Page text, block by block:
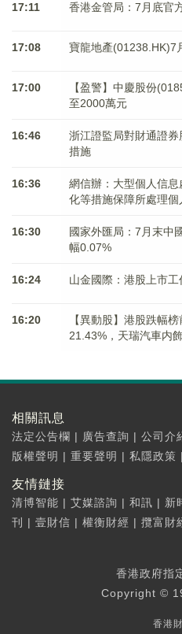
17:11 香港金管局：7月底官
17:08 寶龍地產(01238.HK)7
17:00
【盈警】中慶股份
至2000萬元
16:46
浙江證監局對財通證
措施
16:36
網信辦：大型個人信
化等措施保障所處理個
16:30
國家外匯局：7月末中
幅0.07%
16:24 山金國際：港股上市工
16:20
【異動股】港股跌幅
21.43%，天瑞汽車内
相關訊息
法定公告欄 | 廣告查詢 | 公司介
版權聲明 | 重要聲明 | 私隱政策 |
友情鏈接
清博智能 | 艾媒諮詢 | 和訊 | 新
刊
| 壹財信 | 權衡財經 | 攬富財
香港政府指
Copyright ©
香港